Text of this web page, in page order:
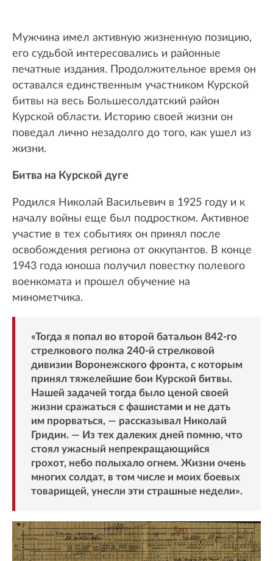
Мужчина имел активную жизненную позицию,
его судьбой интересовались и районные
печатные издания. Продолжительное время он
оставался единственным участником Курской
битвы на весь Большесолдатский район
Курской области. Историю своей жизни он
поведал лично незадолго до того, как ушел из
жизни.
Битва на Курской дуге
Родился Николай Васильевич в 1925 году и к
началу войны еще был подростком. Активное
участие в тех событиях он принял после
освобождения региона от оккупантов. В конце
1943 года юноша получил повестку полевого
военкомата и прошел обучение на
минометчика.
«Тогда я попал во второй батальон 842-го
стрелкового полка 240-й стрелковой
дивизии Воронежского фронта, с которым
принял тяжелейшие бои Курской битвы.
Нашей задачей тогда было ценой своей
жизни сражаться с фашистами и не дать
им прорваться, — рассказывал Николай
Гридин. — Из тех далеких дней помню, что
стоял ужасный непрекращающийся
грохот, небо полыхало огнем. Жизни очень
многих солдат, в том числе и моих боевых
товарищей, унесли эти страшные недели».